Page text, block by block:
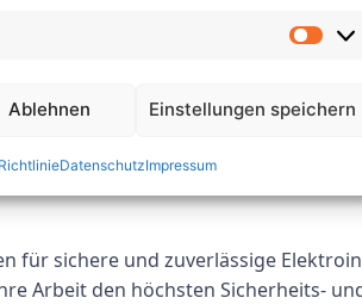
Ablehnen Einstellungen speichern
DatenschutzImpressum
sich mit den Anforderungen der
dieser Standards kann rechtliche
der VDE 0100-610
für sichere und zuverlässige
Arbeit den höchsten Sicherheits-